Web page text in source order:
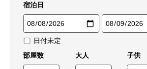
宿泊日
日付未定
部屋数
大人 子供